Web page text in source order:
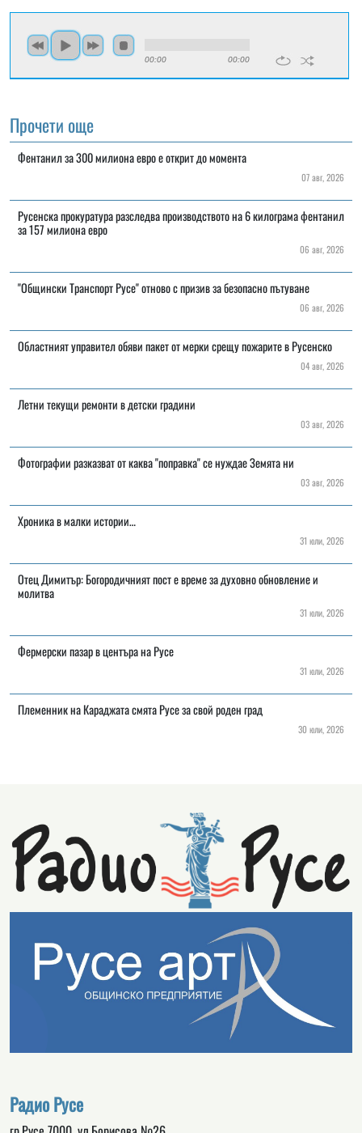
00:00 00:00
Прочети още
Фентанил за 300 милиона евро е открит до момента
07 авг, 2026
Русенска прокуратура разследва производството на 6 килограма фентанил
за 157 милиона евро
06 авг, 2026
"Общински Транспорт Русе" отново с призив за безопасно пътуване
06 авг, 2026
Областният управител обяви пакет от мерки срещу пожарите в Русенско
04 авг, 2026
Летни текущи ремонти в детски градини
03 авг, 2026
Фотографии разказват от каква "поправка" се нуждае Земята ни
03 авг, 2026
Хроника в малки истории…
31 юли, 2026
Отец Димитър: Богородичният пост е време за духовно обновление и
молитва
31 юли, 2026
Фермерски пазар в центъра на Русе
31 юли, 2026
Племенник на Караджата смята Русе за свой роден град
30 юли, 2026
Радио Русе